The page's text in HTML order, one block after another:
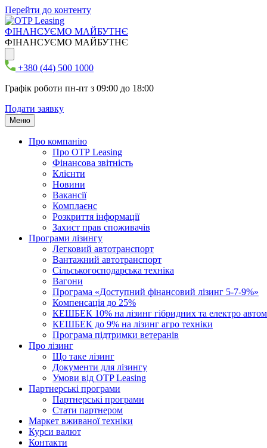
Перейти до контенту
ФІНАНСУЄМО МАЙБУТНЄ
ФІНАНСУЄМО МАЙБУТНЄ
+380 (44) 500 1000
Графік роботи пн-пт з 09:00 до 18:00
Подати заявку
Меню
Про компанію
Про ОТР Leasing
Фінансова звітність
Клієнти
Новини
Вакансії
Комплаєнс
Розкриття інформації
Захист прав споживачів
Програми лізингу
Легковий автотранспорт
Вантажний автотранспорт
Cільськогосподарська техніка
Вагони
Програма «Доступний фінансовий лізинг 5-7-9%»
Компенсація до 25%
КЕШБЕК 10% на лізинг гібридних та електро
КЕШБЕК до 9% на лізинг агро техніки
Програма підтримки ветеранів
Про лізинг
Що таке лізинг
Документи для лізингу
Умови від OTP Leasing
Партнерські програми
Партнерські програми
Стати партнером
Маркет вживаної техніки
Курси валют
Контакти